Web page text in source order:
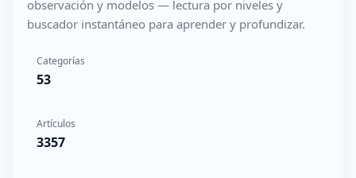
observación y modelos — lectura por niveles y
buscador instantáneo para aprender y profundizar.
Categorías
53
Artículos
3357